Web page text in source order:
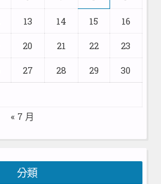
13 14 15 16
20 21 22 23
27 28 29 30
« 7 月
分類